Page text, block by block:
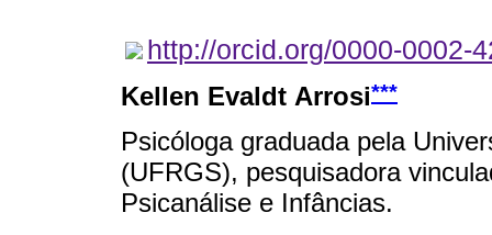
http://orcid.org/0000-0002-
Kellen Evaldt Arrosi***
Psicóloga graduada pela
(UFRGS), pesquisadora
Psicanálise e Infâncias.